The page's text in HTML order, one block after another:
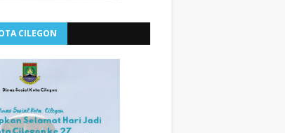
CILEGON